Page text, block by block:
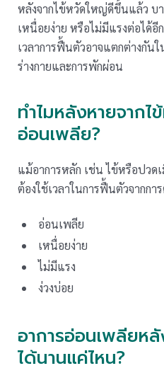
หลังจากไข้หวัดใหญ่ดีขึ้นแล้ว บ
เหนื่อยง่าย หรือไม่มีแรงต่อได้
เวลาการฟื้นตัวอาจแตกต่างกั
ร่างกายและการพักผ่อน
ทำไมหลังหายจาก
อ่อนเพลีย?
แม้อาการหลัก เช่น ไข้หรือปวด
ต้องใช้เวลาในการฟื้นตัวจากกา
อ่อนเพลีย
เหนื่อยง่าย
ไม่มีแรง
ง่วงบ่อย
อาการอ่อนเพลียห
ได้นานแค่ไหน?